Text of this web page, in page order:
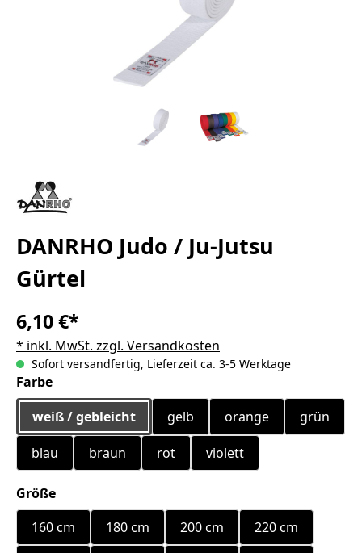
DANRHO Judo / Ju-Jutsu
Gürtel
6,10 €*
* inkl. MwSt. zzgl. Versandkosten
Sofort versandfertig, Lieferzeit ca. 3-5 Werktage
Farbeauswählen
weiß / gebleicht
gelb orange grün
blau braun rot violett
Größeauswählen
160 cm
180 cm 200 cm
220 cm